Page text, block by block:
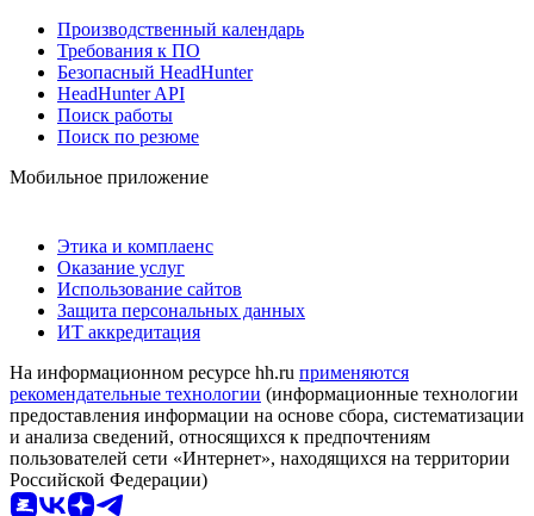
Производственный календарь
Требования к ПО
Безопасный HeadHunter
HeadHunter API
Поиск работы
Поиск по резюме
Мобильное приложение
Этика и комплаенс
Оказание услуг
Использование сайтов
Защита персональных данных
ИТ аккредитация
На информационном ресурсе hh.ru применяются
рекомендательные технологии (информационные технологии
предоставления информации на основе сбора, систематизации
и анализа сведений, относящихся к предпочтениям
пользователей сети «Интернет», находящихся на территории
Российской Федерации)